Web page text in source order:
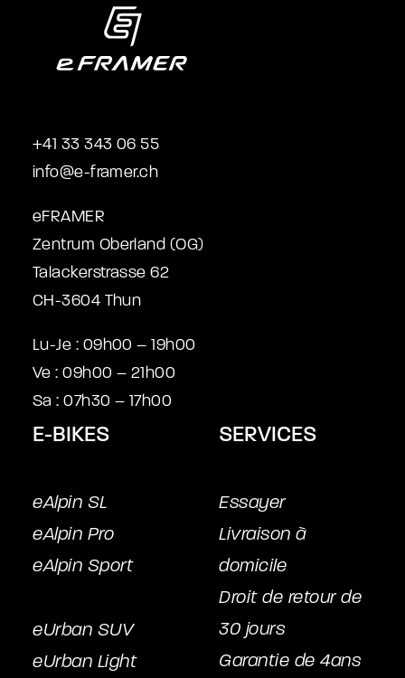
+41 33 343 06 55
info@e-framer.ch
eFRAMER
Zentrum Oberland (OG)
Talackerstrasse 62
CH-3604 Thun
Lu-Je : 09h00 – 19h00
Ve : 09h00 – 21h00
Sa : 07h30 – 17h00
E-BIKES
eAlpin SL
eAlpin Pro
eAlpin Sport
eUrban SUV
eUrban Light
SERVICES
Essayer
Livraison à
domicile
Droit de retour de
30 jours
Garantie de 4ans